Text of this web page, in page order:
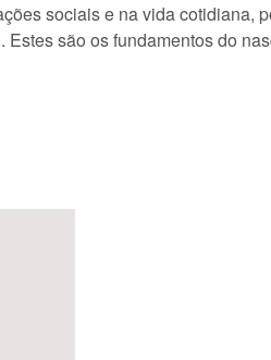
sociais e na vida cotidiana,
são os fundamentos do